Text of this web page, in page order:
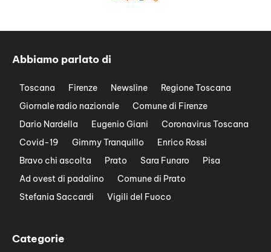
Abbiamo parlato di
Toscana Firenze Newsline
Regione Toscana
Giornale radio nazionale
Comune di Firenze
Dario Nardella
Eugenio Giani
Coronavirus Toscana
Covid-19
Gimmy Tranquillo
Enrico Rossi
Bravo chi ascolta
Prato Sara Funaro
Pisa
Ad ovest di padalino
Comune di Prato
Stefania Saccardi
Vigili del Fuoco
Categorie